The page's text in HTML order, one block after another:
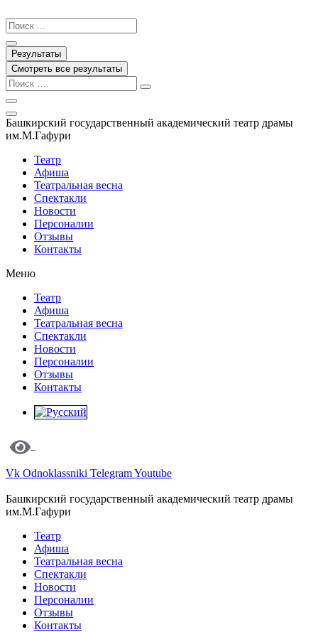
к
содержимому
Search
...
Результаты
Смотреть все результаты
Башкирский государственный академический театр драмы
им.М.Гафури
Театр
Афиша
Театральная весна
Спектакли
Новости
Персоналии
Отзывы
Контакты
Меню
Театр
Афиша
Театральная весна
Спектакли
Новости
Персоналии
Отзывы
Контакты
Vk Odnoklassniki TelegramYoutube
Башкирский государственный академический театр драмы
им.М.Гафури
Театр
Афиша
Театральная весна
Спектакли
Новости
Персоналии
Отзывы
Контакты